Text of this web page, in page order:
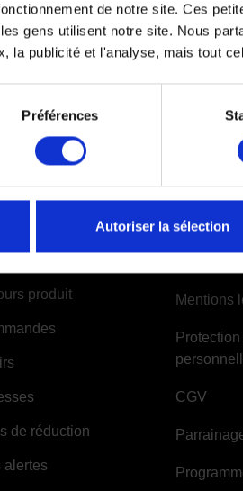
de notre site. Ces
gens utilisent notre site. Nous
la publicité et l'analyse, mais tout
Préférences
Autoriser la sélection
produit
de réduction
alertes
Mentions
CGV